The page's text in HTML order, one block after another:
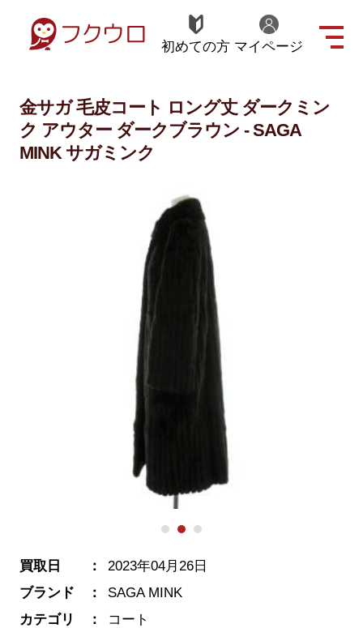
初めての方 マイページ
金サガ 毛皮コート ロング丈 ダークミン
ク アウター ダークブラウン - SAGA
MINK サガミンク
買取日
2023年04月26日
ブランド
SAGA MINK
カテゴリ
コート